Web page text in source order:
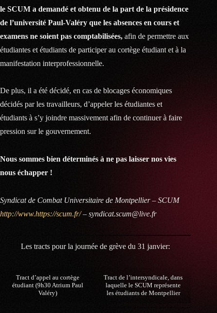
le SCUM a demandé et obtenu de la part de la présidence
de l’université Paul-Valéry que les absences en cours et
examens ne soient pas comptabilisées, afin de permettre aux
étudiantes et étudiants de participer au cortège étudiant et à la
manifestation interprofessionnelle.
De plus, il a été décidé, en cas de blocages économiques
décidés par les travailleurs, d’appeler les étudiantes et
étudiants à s’y joindre massivement afin de continuer à faire
pression sur le gouvernement.
Nous sommes bien déterminés à ne pas laisser nos vies
nous échapper !
Syndicat de Combat Universitaire de Montpellier – SCUM
http://www.https://scum.fr/– syndicat.scum@live.fr
Les tracts pour la journée de grève du 31 janvier:
Tract d’appel au cortège
étudiant (9h30 Atrium Paul
Valéry)
Tract de l’intersyndicale, dans
laquelle le SCUM représente
les étudiants de Montpellier